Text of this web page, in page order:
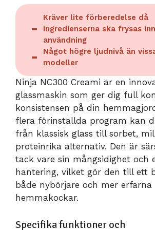
Kräver lite förberedelse då
ingredienserna ska frysas
användning
Något högre ljudnivå än
modeller
Ninja NC300 Creami är en
glassmaskin som ger dig full
konsistensen på din
flera förinställda program kan
från klassisk glass till sorbet,
proteinrika alternativ. Den är
tack vare sin mångsidighet och
hantering, vilket gör den till ett
både nybörjare och mer erfarna
hemmakockar.
Specifika funktioner och